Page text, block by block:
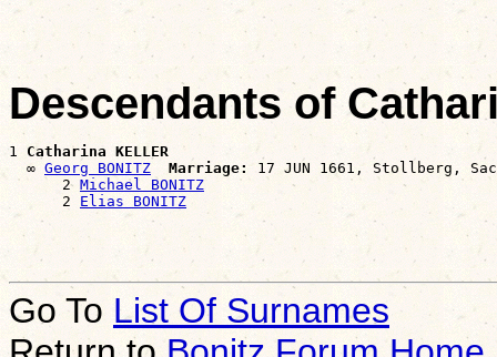
Descendants of
1 Catharina KELLER
  ∞
Georg BONITZ Marriage: 17 JUN 1661, Stollberg,
      2
Michael BONITZ
      2
Elias BONITZ
Go To List Of Surnames